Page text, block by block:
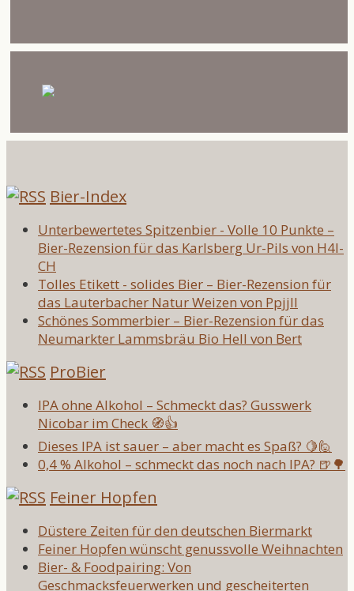
Bier-Index
Unterbewertetes Spitzenbier - Volle 10 Punkte –
Bier-Rezension für das Karlsberg Ur-Pils von H4l-
CH
Tolles Etikett - solides Bier – Bier-Rezension für
das Lauterbacher Natur Weizen von Ppjjll
Schönes Sommerbier – Bier-Rezension für das
Neumarkter Lammsbräu Bio Hell von Bert
ProBier
IPA ohne Alkohol – Schmeckt das? Gusswerk
Nicobar im Check 🧭👍
Dieses IPA ist sauer – aber macht es Spaß? 🍋🙋
0,4 % Alkohol – schmeckt das noch nach IPA? 🍺🌳
Feiner Hopfen
Düstere Zeiten für den deutschen Biermarkt
Feiner Hopfen wünscht genussvolle Weihnachten
Bier- & Foodpairing: Von
Geschmacksfeuerwerken und gescheiterten